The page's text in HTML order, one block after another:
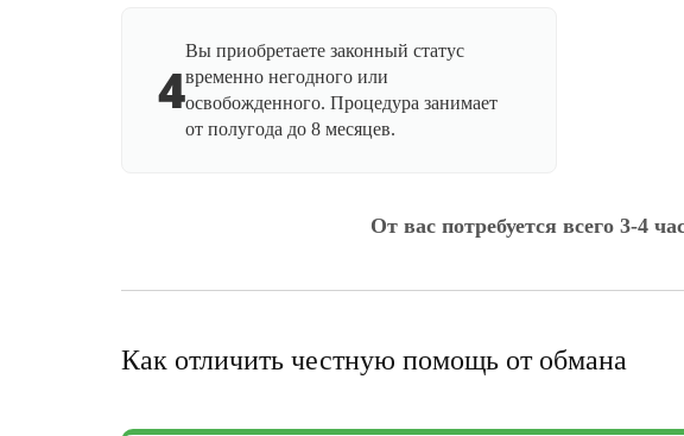
4
Вы приобретаете законный статус
временно негодного или
освобожденного. Процедура занимает
от полугода до 8 месяцев.
От вас потребуется всего 3-4
Как отличить честную помощь от обмана